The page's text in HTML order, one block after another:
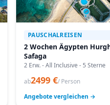
PAUSCHALREISEN
2 Wochen Ägypten
Safaga
2 Erw. - All Inclusive - 5 Sterne
ab2499 €/ Person
Angebote vergleichen →